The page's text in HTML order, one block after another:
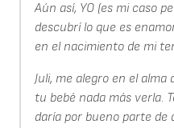
Aún así, YO (es mi caso
descubrí lo que es
en el nacimiento de mi
Juli, me alegro en el
tu bebé nada más verla.
daría por bueno parte de